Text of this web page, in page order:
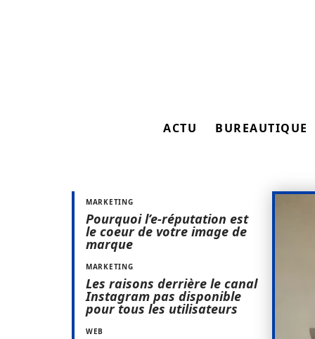
ACTU BUREAUTIQUE
MARKETING
Pourquoi l’e-réputation est
le coeur de votre image de
marque
MARKETING
Les raisons derrière le canal
Instagram pas disponible
pour tous les utilisateurs
WEB